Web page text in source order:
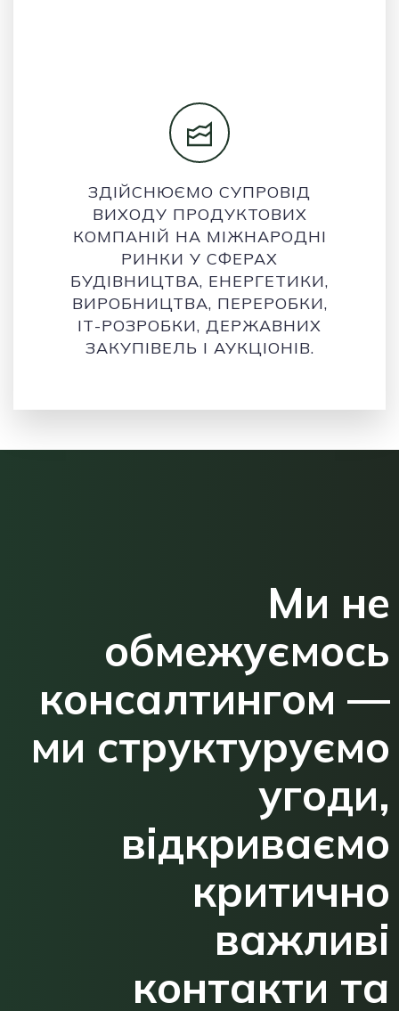
ЗДІЙСНЮЄМО СУПРОВІД
ВИХОДУ ПРОДУКТОВИХ
КОМПАНІЙ НА МІЖНАРОДНІ
РИНКИ У СФЕРАХ
БУДІВНИЦТВА, ЕНЕРГЕТИКИ,
ВИРОБНИЦТВА, ПЕРЕРОБКИ,
ІТ-РОЗРОБКИ, ДЕРЖАВНИХ
ЗАКУПІВЕЛЬ І АУКЦІОНІВ.
Ми не
обмежуємось
консалтингом —
ми структуруємо
угоди,
відкриваємо
критично
важливі
контакти та